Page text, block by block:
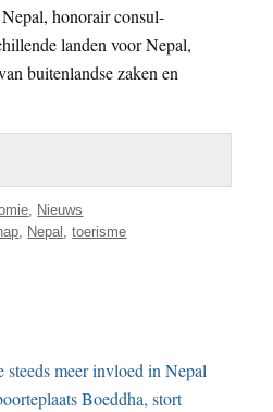
honorair consul-
landen voor Nepal,
buitenlandse zaken en
, Nieuws
, Nepal ,toerisme
meer invloed in Nepal
Boeddha, stort